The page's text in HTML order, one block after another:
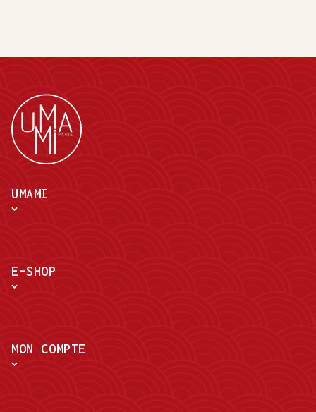
UMAMI
E-SHOP
MON COMPTE